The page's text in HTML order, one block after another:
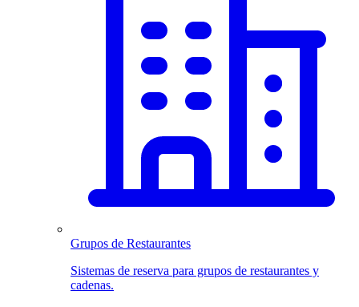
Grupos de Restaurantes
Sistemas de reserva para grupos de restaurantes y
cadenas.